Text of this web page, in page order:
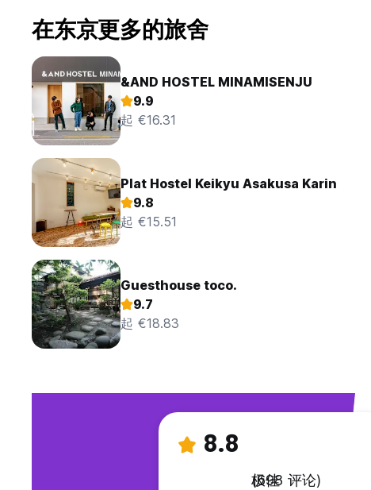
在东京更多的旅舍
&AND HOSTEL MINAMISENJU
9.9
起 €16.31
Plat Hostel Keikyu Asakusa Karin
9.8
起 €15.51
Guesthouse toco.
9.7
起 €18.83
8.8
极佳
(698 评论)